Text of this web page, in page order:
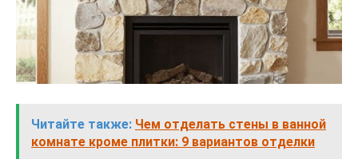
Читайте также: Чем отделать стены в ванной
комнате кроме плитки: 9 вариантов отделки